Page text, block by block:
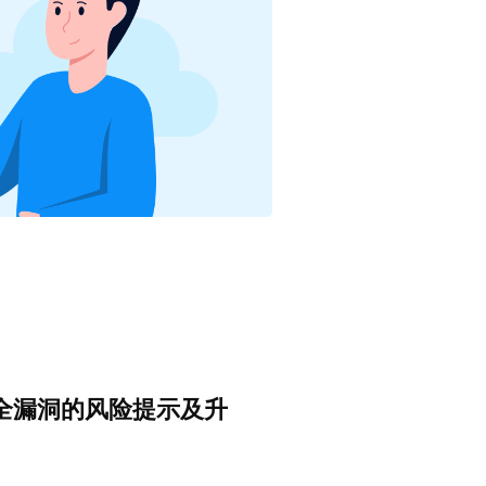
洞的风险提示及升